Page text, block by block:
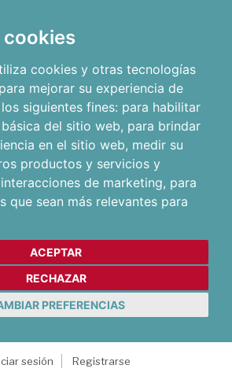
cookies y otras tecnologías
mejorar su experiencia de
siguientes fines: para habilitar
del sitio web, para brindar
en el sitio web, medir su
productos y servicios y
de marketing, para
que sean más relevantes para
ACEPTAR
RECHAZAR
PREFERENCIAS
sesión
Registrarse